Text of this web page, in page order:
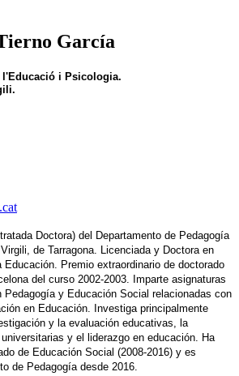
García
l'Educació i Psicologia.
Doctora) del Departamento de Pedagogía
de Tarragona. Licenciada y Doctora en
Premio extraordinario de doctorado
del curso 2002-2003. Imparte asignaturas
y Educación Social relacionadas con
en Educación. Investiga principalmente
y la evaluación educativas, la
y el liderazgo en educación. Ha
de Educación Social (2008-2016) y es
de Pedagogía desde 2016.